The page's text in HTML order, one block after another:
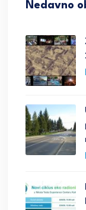
Nedavno